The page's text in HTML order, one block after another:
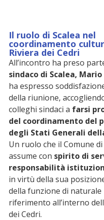
Il ruolo di Scalea nel
coordinamento
Riviera dei Cedri
All’incontro ha preso
sindaco di Scalea, Mario
ha espresso
della riunione,
colleghi sindaci a farsi
del coordinamento del
degli Stati Generali
Un ruolo che il Comune di
assume con spirito di
responsabilità
in virtù della sua
della funzione di naturale
riferimento all’interno
dei Cedri.